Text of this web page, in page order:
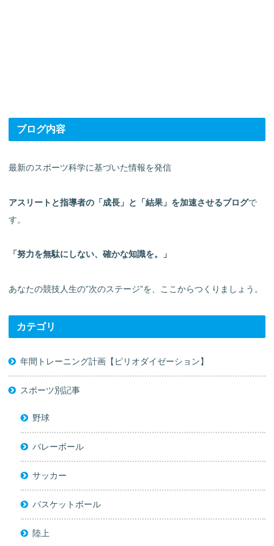
ブログ内容
最新のスポーツ科学に基づいた情報を発信
アスリートと指導者の「成長」と「結果」を加速させるブログで
す。
「努力を無駄にしない、確かな知識を。」
あなたの競技人生の”次のステージ”を、ここからつくりましょう。
カテゴリ
年間トレーニング計画【ピリオダイゼーション】
スポーツ別記事
野球
バレーボール
サッカー
バスケットボール
陸上